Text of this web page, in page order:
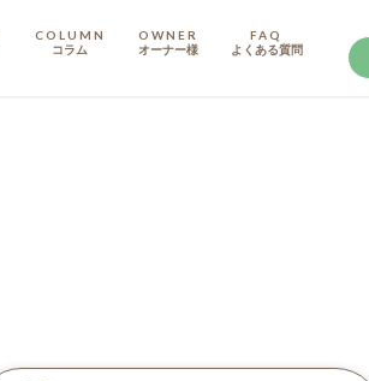
COLUMN
コラム
OWNER
オーナー様
FAQ
よくある質問